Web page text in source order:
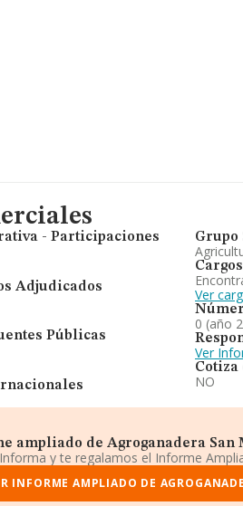
- Participaciones
Adjudicados
Públicas
Grupo
Cargos
Ver
0 (año
Ver
Cotiza
NO
ampliado de Agroganadera San
y te regalamos el Informe
INFORME AMPLIADO DE